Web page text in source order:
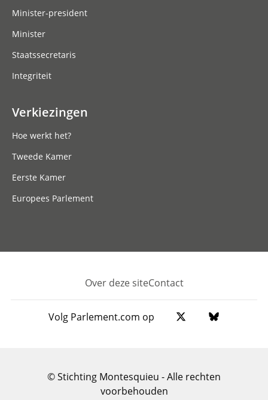
Minister-president
Minister
Staatssecretaris
Integriteit
Verkiezingen
Hoe werkt het?
Tweede Kamer
Eerste Kamer
Europees Parlement
Footer
Over deze siteContact
Volg Parlement.com op
© Stichting Montesquieu - Alle rechten
voorbehouden